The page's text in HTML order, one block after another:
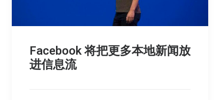
Facebook 将把更多本地新闻放
进信息流